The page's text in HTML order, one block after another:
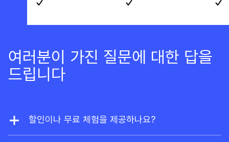
여러분이 가진 질문에 대한 답을
드립니다
할인이나 무료 체험을 제공하나요?
저희는 할인을 제공하지 않습니다. 하지만 웹사이트